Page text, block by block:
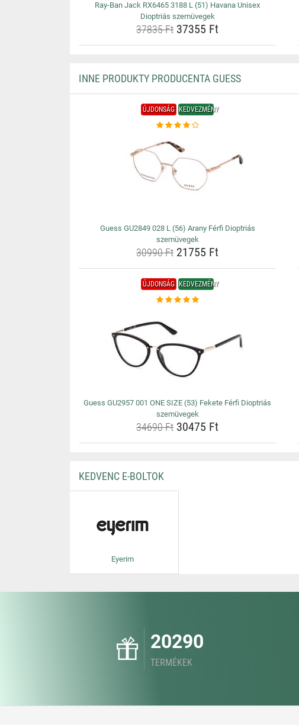
Ray-Ban Jack RX6465 3188 L (51) Havana Unisex
Dioptriás szemüvegek
37835 Ft37355 Ft
INNE PRODUKTY PRODUCENTA GUESS
ÚJDONSÁG KEDVEZMÉNY
Guess GU2849 028 L (56) Arany Férfi Dioptriás
szemüvegek
30990 Ft21755 Ft
ÚJDONSÁG KEDVEZMÉNY
Guess GU2957 001 ONE SIZE (53) Fekete Férfi Dioptriás
szemüvegek
34690 Ft30475 Ft
KEDVENC E-BOLTOK
Eyerim
20290
TERMÉKEK